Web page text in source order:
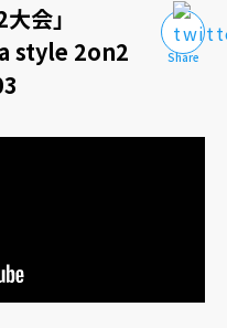
会」
style 2on2